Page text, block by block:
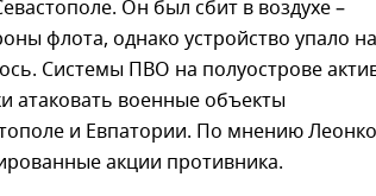
Он был сбит в воздухе –
флота, однако устройство упало на
Системы ПВО на полуострове
атаковать военные объекты
и Евпатории. По мнению
акции противника.